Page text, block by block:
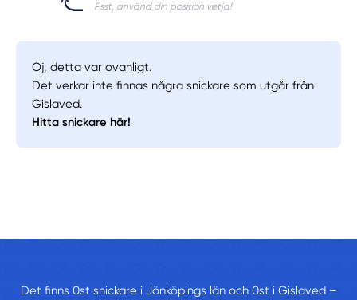
Psst, använd din position vetja!
Oj, detta var ovanligt.
Det verkar inte finnas några snickare som utgår från
Gislaved.
Hitta snickare här!
Det finns 0st snickare i Jönköpings län och 0st i Gislaved –